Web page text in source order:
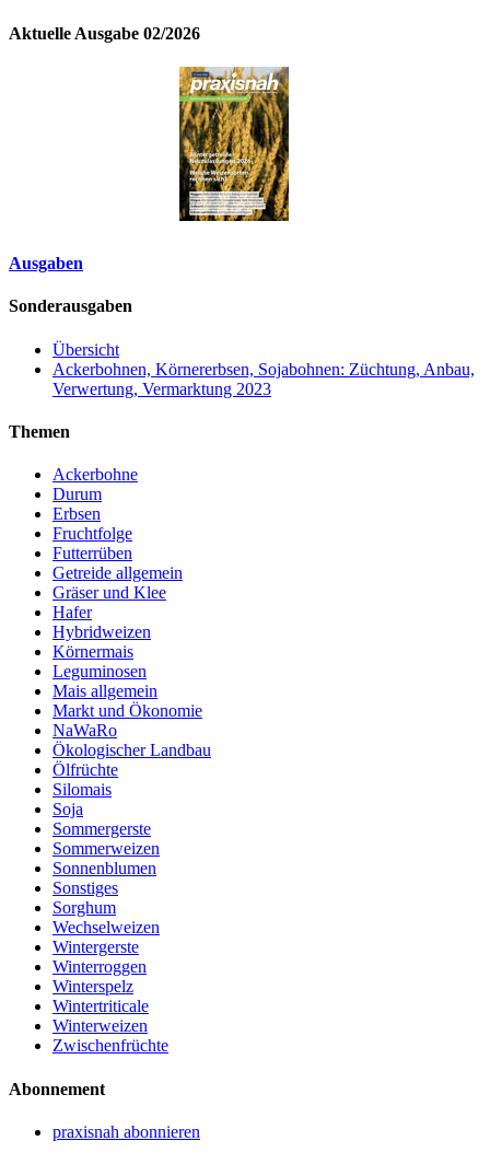
Aktuelle Ausgabe 02/2026
Ausgaben
Sonderausgaben
Übersicht
Ackerbohnen, Körnererbsen, Sojabohnen: Züchtung, Anbau,
Verwertung, Vermarktung 2023
Themen
Ackerbohne
Durum
Erbsen
Fruchtfolge
Futterrüben
Getreide allgemein
Gräser und Klee
Hafer
Hybridweizen
Körnermais
Leguminosen
Mais allgemein
Markt und Ökonomie
NaWaRo
Ökologischer Landbau
Ölfrüchte
Silomais
Soja
Sommergerste
Sommerweizen
Sonnenblumen
Sonstiges
Sorghum
Wechselweizen
Wintergerste
Winterroggen
Winterspelz
Wintertriticale
Winterweizen
Zwischenfrüchte
Abonnement
praxisnah abonnieren